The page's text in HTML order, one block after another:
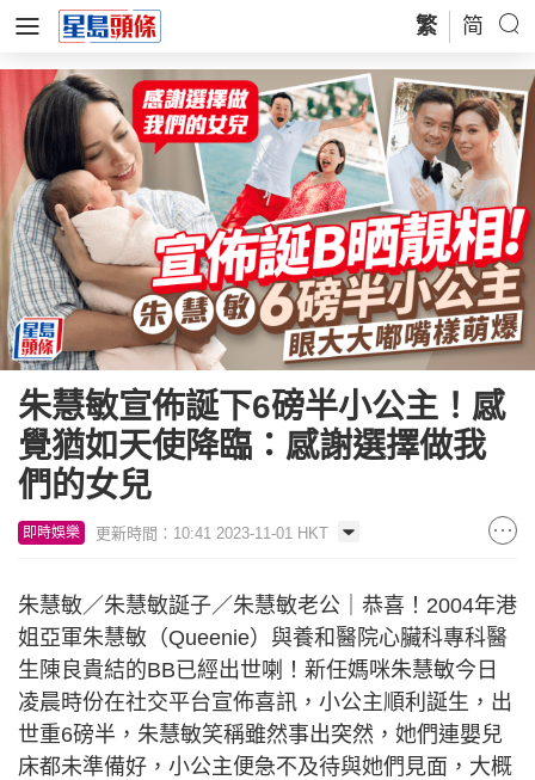
繁 简
朱慧敏宣佈誕下6磅半小公主！感
覺猶如天使降臨：感謝選擇做我
們的女兒
即時娛樂 更新時間：10:41 2023-11-01 HKT
朱慧敏／朱慧敏誕子／朱慧敏老公｜恭喜！2004年港
姐亞軍朱慧敏（Queenie）與養和醫院心臟科專科醫
生陳良貴結的BB已經出世喇！新任媽咪朱慧敏今日
凌晨時份在社交平台宣佈喜訊，小公主順利誕生，出
世重6磅半，朱慧敏笑稱雖然事出突然，她們連嬰兒
床都未準備好，小公主便急不及待與她們見面，大概